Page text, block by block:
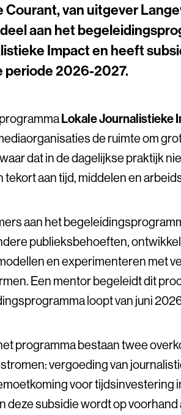
Courant, van uitgever
aan het
Impact en heeft
periode 2026-2027.
Lokale Journalistieke
de ruimte om
dat in de dagelijkse praktijk
tekort aan tijd, middelen en
aan het
publieksbehoeften,
en experimenteren met
Een mentor begeleidt dit
loopt van juni
programma bestaan twee
vergoeding van
voor tijdsinvestering
deze subsidie wordt op